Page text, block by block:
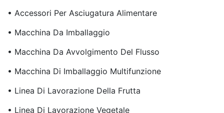
• Accessori Per Asciugatura Alimentare
• Macchina Da Imballaggio
• Macchina Da Avvolgimento Del Flusso
• Macchina Di Imballaggio Multifunzione
• Linea Di Lavorazione Della Frutta
• Linea Di Lavorazione Vegetale